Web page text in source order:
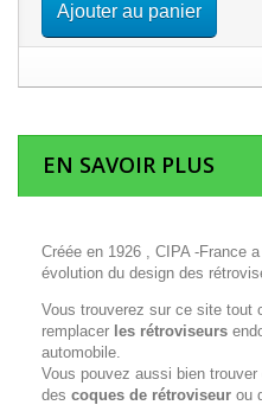
Ajouter au panier
EN SAVOIR PLUS
Créée en 1926 , CIPA -France
évolution du design des
Vous trouverez sur ce site tout
remplacer les rétroviseurs
automobile.
Vous pouvez aussi bien trouver
des coques de rétroviseur ou